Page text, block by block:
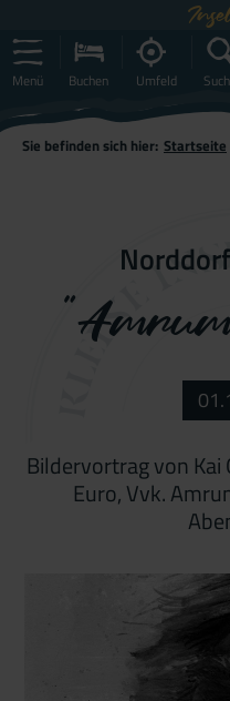
Menü Buchen Umfeld
Sie befinden sich hier: Startseite
Bildervortrag von Kai
Euro, Vvk.